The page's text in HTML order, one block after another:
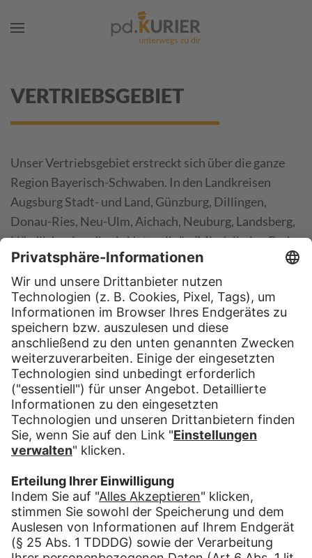
Zum Hauptinhalt springen
VERTRIEBSGEBIET
Unser Vertriebsgebiet erstreckt sich über die ganze
Region Bayerisch-Schwaben. In den Landkreisen
Augsburg Stadt- und Land, Günzburg, Dillingen,
Donau-Ries, Neu-Ulm, Aichach, Neuburg, Landsberg,
Nördlicher Landkreis Unterallgäu (Mindelheim, Bad
Wörishofen).
Wir vom pd.KURIER sind stets vor Ort.